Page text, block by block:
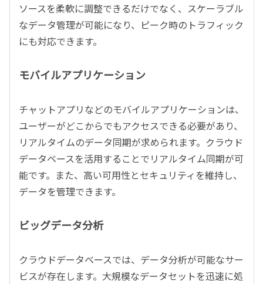
ソースを柔軟に調整できるだけでなく、スケーラブル
なデータ管理が可能になり、ピーク時のトラフィック
にも対応できます。
モバイルアプリケーション
チャットアプリなどのモバイルアプリケーションは、
ユーザーがどこからでもアクセスできる必要があり、
リアルタイムのデータ同期が求められます。クラウド
データベースを活用することでリアルタイム同期が可
能です。また、高い可用性とセキュリティを維持し、
データを管理できます。
ビッグデータ分析
クラウドデータベースでは、データ分析が可能なサー
ビスが存在します。大規模なデータセットを迅速に処